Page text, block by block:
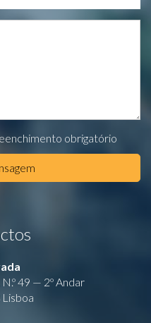
obrigatório
49 — 2º Andar